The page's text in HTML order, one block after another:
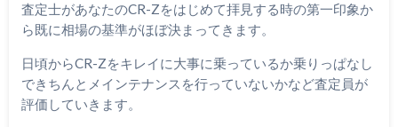
査定士があなたのCR-Zをはじめて拝見する時の第一印象か
ら既に相場の基準がほぼ決まってきます。
日頃からCR-Zをキレイに大事に乗っているか乗りっぱなし
できちんとメインテナンスを行っていないかなど査定員が
評価していきます。